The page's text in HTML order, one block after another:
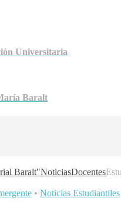
Universitaria
Baralt
Baralt"NoticiasDocentes
• Noticias Estudiantiles